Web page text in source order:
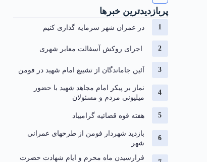
پربازدیدترین خبرها
در عمران شهر سرمایه گذاری کنیم
آئین جاماندگان از تشییع امام شهید در فومن
نماز بر پیکر امام مجاهد شهید با حضور
میلیونی مردم و مسئولان
هفته قوه قضائیه گرامیباد
بازدید شهردار فومن از طرحهای عمرانی
شهر
فرارسیدن ماه محرم و ایام شهادت حضرت